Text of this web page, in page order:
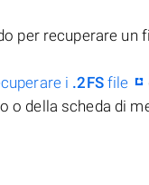
per recuperare un
i .2FSfile
o della scheda di